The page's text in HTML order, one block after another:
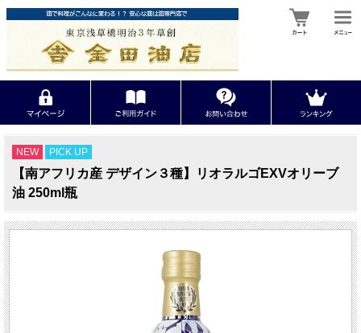
NEW PICK UP
【南アフリカ産 デザイン３種】リオラルゴEXVオリーブ
油 250ml瓶